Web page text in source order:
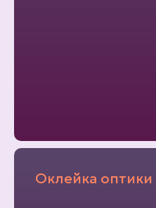
Оклейка оптики